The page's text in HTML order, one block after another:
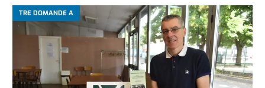
TRE DOMANDE A